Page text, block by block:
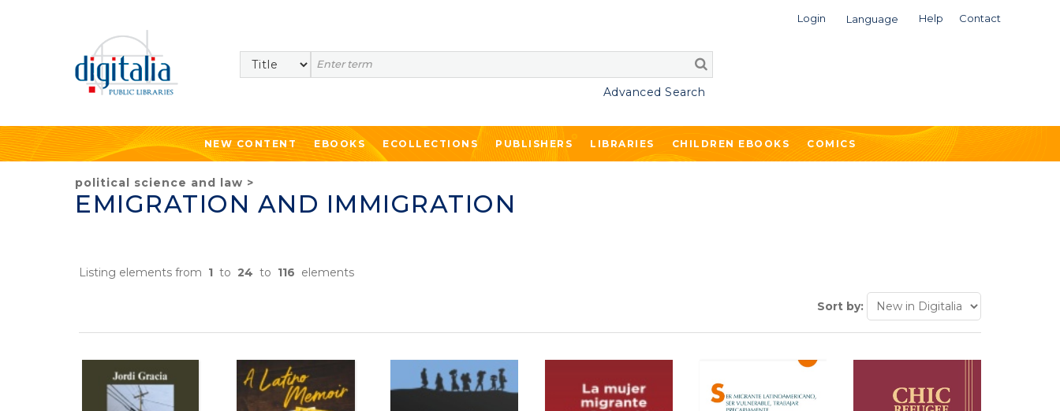
Login Language Help Contact
Search
Advanced Search
NEW CONTENT EBOOKS ECOLLECTIONS PUBLISHERS LIBRARIES CHILDREN EBOOKS COMICS
political science and law >
EMIGRATION AND IMMIGRATION
Listing elements from 1 to 24 to 116 elements
Sort by: